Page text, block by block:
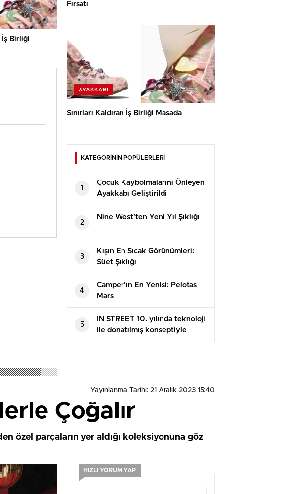
İş Birliği
Fırsatı
AYAKKABI
Sınırları Kaldıran İş Birliği Masada
KATEGORİNİN POPÜLERLERİ
1
Çocuk Kaybolmalarını Önleyen
Ayakkabı Geliştirildi
2
Nine West’ten Yeni Yıl Şıklığı
3
Kışın En Sıcak Görünümleri:
Süet Şıklığı
4
Camper’ın En Yenisi: Pelotas
Mars
5
IN STREET 10. yılında teknoloji
ile donatılmış konseptiyle
İstiklal Caddesi’nde
Yayınlanma Tarihi: 21 Aralık 2023 15:40
Çoğalır
özel parçaların yer aldığı koleksiyonuna göz
HIZLI YORUM YAP